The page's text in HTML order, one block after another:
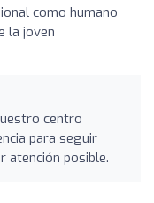
como humano
la joven
centro
para seguir
atención posible.